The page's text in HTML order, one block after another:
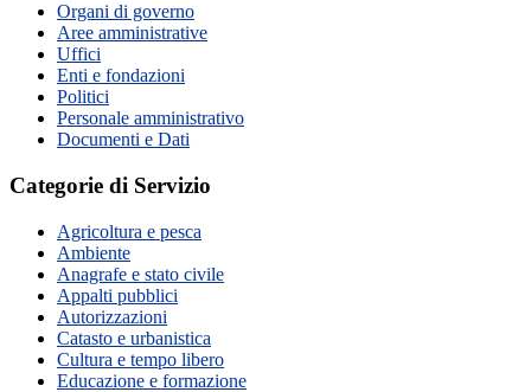
Organi di governo
Aree amministrative
Uffici
Enti e fondazioni
Politici
Personale amministrativo
Documenti e Dati
Categorie di Servizio
Agricoltura e pesca
Ambiente
Anagrafe e stato civile
Appalti pubblici
Autorizzazioni
Catasto e urbanistica
Cultura e tempo libero
Educazione e formazione